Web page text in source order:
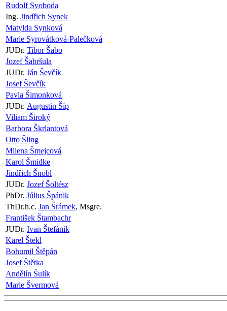
Rudolf Svoboda
Ing. Jindřich Synek
Matylda Synková
Marie Syrovátková-Palečková
JUDr. Tibor Šabo
Jozef Šabršula
JUDr. Ján Ševčík
Josef Ševčík
Pavla Šimonková
JUDr. Augustin Šíp
Viliam Široký
Barbora Škrlantová
Otto Šling
Milena Šmejcová
Karol Šmidke
Jindřich Šnobl
JUDr. Jozef Šoltész
PhDr. Július Špánik
ThDr.h.c. Jan Šrámek, Msgre.
František Štambachr
JUDr. Ivan Štefánik
Karel Štekl
Bohumil Štěpán
Josef Štětka
Andělín Šulík
Marie Švermová